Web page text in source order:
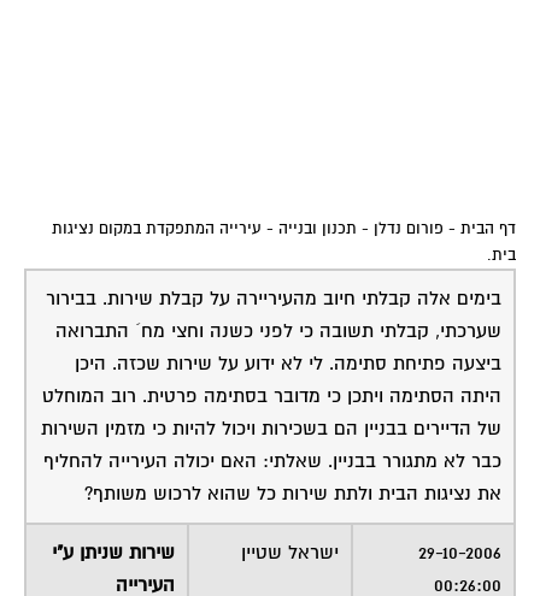
בית.
בימים אלה קבלתי חיוב מהעיריירה על קבלת שירות. בבירור
שערכתי, קבלתי תשובה כי לפני כשנה וחצי מח´ התברואה
ביצעה פתיחת סתימה. לי לא ידוע על שירות שכזה. היכן
היתה הסתימה ויתכן כי מדובר בסתימה פרטית. רוב המוחלט
של הדיירים בבניין הם בשכירות ויכול להיות כי מזמין השירות
כבר לא מתגורר בבניין. שאלתי: האם יכולה העירייה להחליף
את נציגות הבית ולתת שירות כל שהוא לרכוש משותף?
29-10-2006
00:26:00
ישראל שטיין
שירות שניתן ע"י
העירייה